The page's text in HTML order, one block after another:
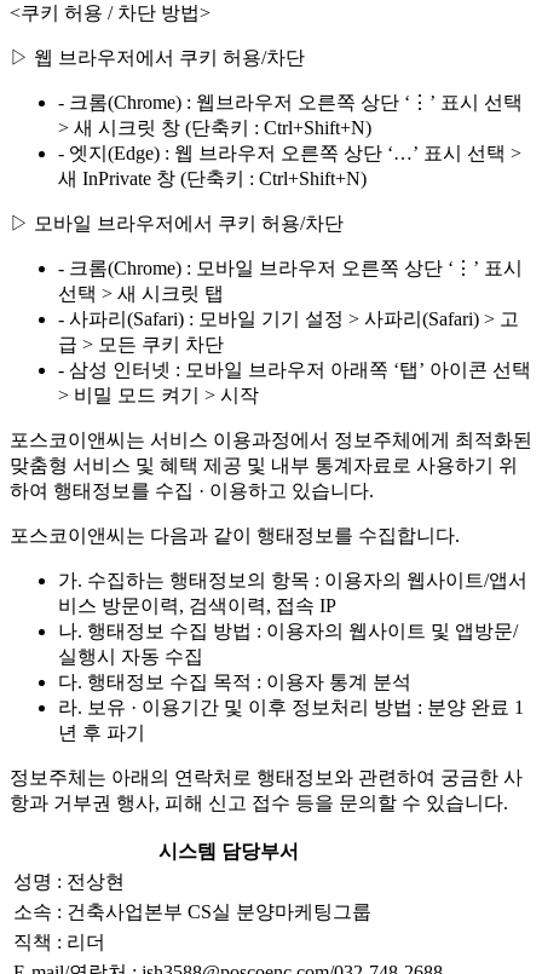
<쿠키 허용 / 차단 방법>
▷ 웹 브라우저에서 쿠키 허용/차단
- 크롬(Chrome) : 웹브라우저 오른쪽 상단 ‘⋮’ 표시 선택
> 새 시크릿 창 (단축키 : Ctrl+Shift+N)
- 엣지(Edge) : 웹 브라우저 오른쪽 상단 ‘…’ 표시 선택 >
새 InPrivate 창 (단축키 : Ctrl+Shift+N)
▷ 모바일 브라우저에서 쿠키 허용/차단
- 크롬(Chrome) : 모바일 브라우저 오른쪽 상단 ‘⋮’ 표시
선택 > 새 시크릿 탭
- 사파리(Safari) : 모바일 기기 설정 > 사파리(Safari) > 고
급 > 모든 쿠키 차단
- 삼성 인터넷 : 모바일 브라우저 아래쪽 ‘탭’ 아이콘 선택
> 비밀 모드 켜기 > 시작
포스코이앤씨는 서비스 이용과정에서 정보주체에게 최적화된
맞춤형 서비스 및 혜택 제공 및 내부 통계자료로 사용하기 위
하여 행태정보를 수집 · 이용하고 있습니다.
포스코이앤씨는 다음과 같이 행태정보를 수집합니다.
가. 수집하는 행태정보의 항목 : 이용자의 웹사이트/앱서
비스 방문이력, 검색이력, 접속 IP
나. 행태정보 수집 방법 : 이용자의 웹사이트 및 앱방문/
실행시 자동 수집
다. 행태정보 수집 목적 : 이용자 통계 분석
라. 보유 · 이용기간 및 이후 정보처리 방법 : 분양 완료 1
년 후 파기
정보주체는 아래의 연락처로 행태정보와 관련하여 궁금한 사
항과 거부권 행사, 피해 신고 접수 등을 문의할 수 있습니다.
시스템 담당부서
성명 : 전상현
소속 : 건축사업본부 CS실 분양마케팅그룹
직책 : 리더